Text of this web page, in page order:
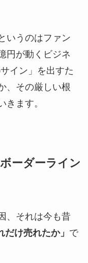
いうのはファン
円が動くビジネ
イン」を出すた
、その厳しい根
きます。
ーダーライン
、それは今も昔
け売れたか」 で